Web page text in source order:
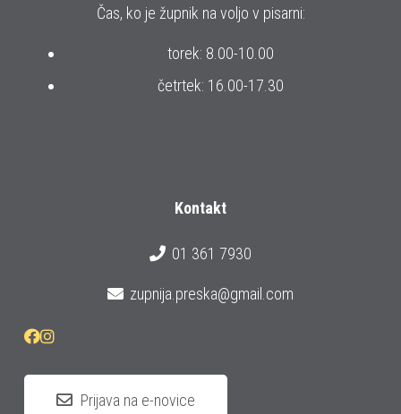
Čas, ko je župnik na voljo v pisarni:
torek: 8.00-10.00
četrtek: 16.00-17.30
Kontakt
01 361 7930
zupnija.preska@gmail.com
Prijava na e-novice